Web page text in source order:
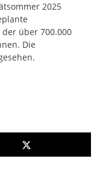
2025
über 700.000
Die